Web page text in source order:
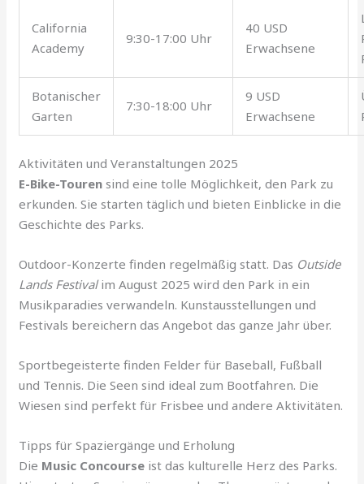
California
Academy
9:30-17:00 Uhr
40 USD
Erwachsene
Botanischer
Garten
7:30-18:00 Uhr
9 USD
Erwachsene
Aktivitäten und Veranstaltungen 2025
E-Bike-Touren sind eine tolle Möglichkeit, den Park zu
erkunden. Sie starten täglich und bieten Einblicke in die
Geschichte des Parks.
Outdoor-Konzerte finden regelmäßig statt. Das Outside
Lands Festivalim August 2025 wird den Park in ein
Musikparadies verwandeln. Kunstausstellungen und
Festivals bereichern das Angebot das ganze Jahr über.
Sportbegeisterte finden Felder für Baseball, Fußball
und Tennis. Die Seen sind ideal zum Bootfahren. Die
Wiesen sind perfekt für Frisbee und andere Aktivitäten.
Tipps für Spaziergänge und Erholung
Die Music Concourse ist das kulturelle Herz des Parks.